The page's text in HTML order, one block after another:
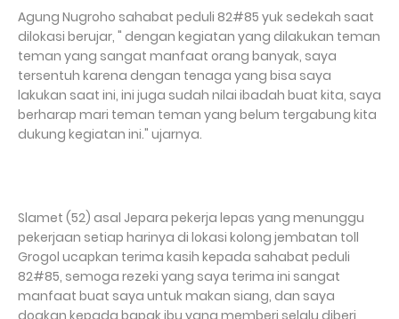
Agung Nugroho sahabat peduli 82#85 yuk sedekah saat
dilokasi berujar, " dengan kegiatan yang dilakukan teman
teman yang sangat manfaat orang banyak, saya
tersentuh karena dengan tenaga yang bisa saya
lakukan saat ini, ini juga sudah nilai ibadah buat kita, saya
berharap mari teman teman yang belum tergabung kita
dukung kegiatan ini." ujarnya.
Slamet (52) asal Jepara pekerja lepas yang menunggu
pekerjaan setiap harinya di lokasi kolong jembatan toll
Grogol ucapkan terima kasih kepada sahabat peduli
82#85, semoga rezeki yang saya terima ini sangat
manfaat buat saya untuk makan siang, dan saya
doakan kepada bapak ibu yang memberi selalu diberi